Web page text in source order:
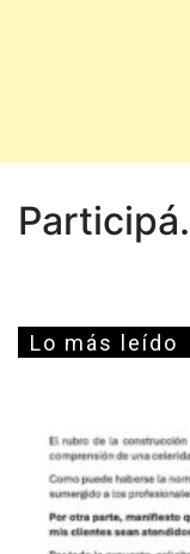
Participá.
Lo más leído